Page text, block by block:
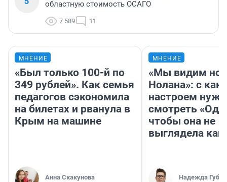
областную стоимость ОСАГО
7 589 11
МНЕНИЕ
«Был только 100-й по
349 рублей». Как семья
педагогов сэкономила
на билетах и рванула в
Крым на машине
Анна Скакунова
МНЕНИЕ
«Мы видим
Нолана»: с
настроем
смотреть
чтобы она не
выглядела как
Надежда